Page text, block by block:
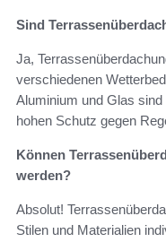
Sind
Ja,
verschiedenen
Aluminium und Glas
hohen Schutz gegen
Können
werden?
Absolut!
Stilen und Materialien